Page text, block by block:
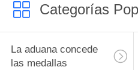
Categorías
La aduana concede
las medallas